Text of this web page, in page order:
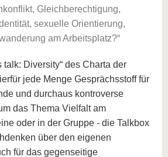
Gleichberechtigung,
sexuelle Orientierung,
am Arbeitsplatz?
talk: Diversity“ des Charta der
jede Menge Gesprächsstoff für
und durchaus kontroverse
das Thema Vielfalt am
oder in der Gruppe - die Talkbox
über den eigenen
für das gegenseitige